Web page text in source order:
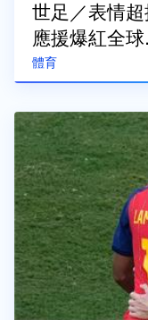
體育
世足／表情
應援爆紅全